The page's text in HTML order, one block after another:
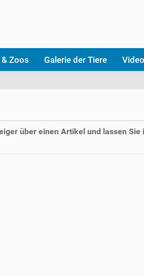
Zoos Galerie der Tiere
über einen Artikel und lassen